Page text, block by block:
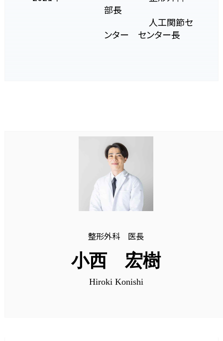
部長
人工関節セ
ンター センター長
整形外科 医長
小西 宏樹
Hiroki Konishi